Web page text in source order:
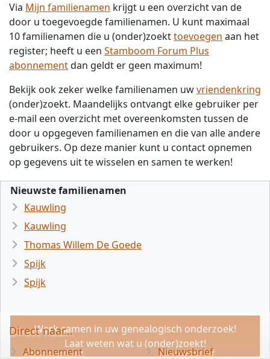
Via Mijn familienamen krijgt u een overzicht van de
door u toegevoegde familienamen. U kunt maximaal
10 familienamen die u (onder)zoekttoevoegen aan het
register; heeft u een Stamboom Forum Plus
abonnementdan geldt er geen maximum!
Bekijk ook zeker welke familienamen uwvriendenkring
(onder)zoekt. Maandelijks ontvangt elke gebruiker per
e-mail een overzicht met overeenkomsten tussen de
door u opgegeven familienamen en die van alle andere
gebruikers. Op deze manier kunt u contact opnemen
op gegevens uit te wisselen en samen te werken!
Nieuwste familienamen
Kauwling
Kauwling
Thomas Willem De Goede
Spijk
Spijk
Werk samen in uw genealogisch onderzoek!
Laat weten wat u (onder)zoekt!
Direct naar...
Abonnement
Nieuwsbrief